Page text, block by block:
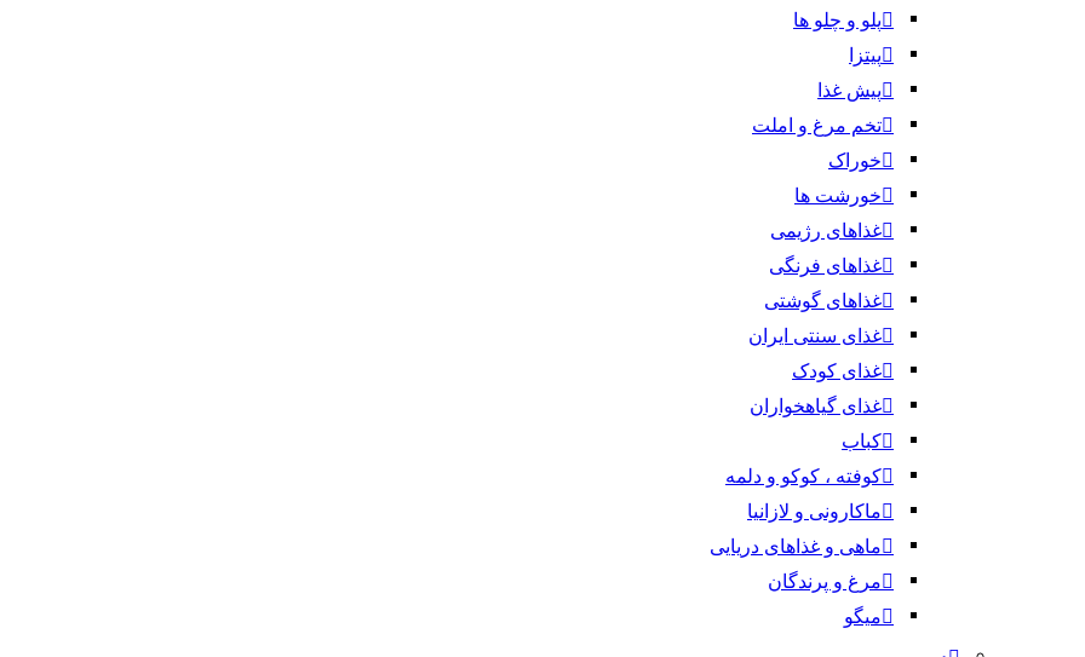
پلو و چلو ها
پیتزا
پیش غذا
تخم مرغ و املت
خوراک
خورشت ها
غذاهای رژیمی
غذاهای فرنگی
غذاهای گوشتی
غذای سنتی ایران
غذای کودک
غذای گیاهخواران
کباب
کوفته ، کوکو و دلمه
ماکارونی و لازانیا
ماهی و غذاهای دریایی
مرغ و پرندگان
میگو